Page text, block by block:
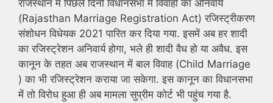
राजस्थान में पिछले दिनों विधानसभा में विवाहों का अनिवार्य
(Rajasthan Marriage Registration Act) रजिस्ट्रीकरण
संशोधन विधेयक 2021 पारित कर दिया गया. इसमें अब हर शादी
का रजिस्ट्रेशन अनिवार्य होगा, भले ही शादी वैध हो या अवैध. इस
कानून के तहत अब राजस्थान में बाल विवाह (Child Marriage
) का भी रजिस्ट्रेशन कराया जा सकेगा. इस कानून का विधानसभा
में तो विरोध हुआ ही अब मामला सुप्रीम कोर्ट भी पहुंच गया है.